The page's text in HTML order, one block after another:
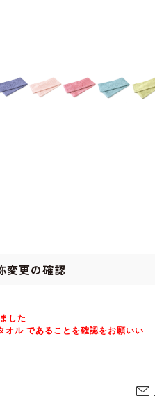
変更の確認
した
ル であることを確認をお願いい